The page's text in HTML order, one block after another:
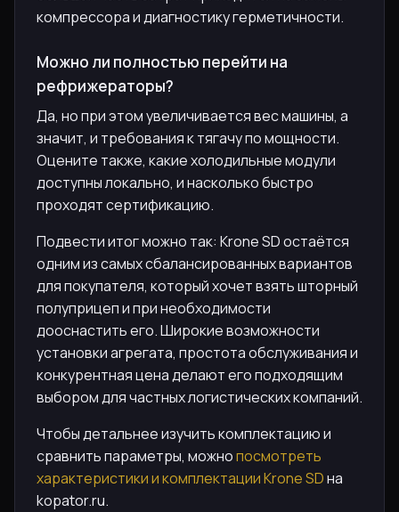
компрессора и диагностику герметичности.
Можно ли полностью перейти на
рефрижераторы?
Да, но при этом увеличивается вес машины, а
значит, и требования к тягачу по мощности.
Оцените также, какие холодильные модули
доступны локально, и насколько быстро
проходят сертификацию.
Подвести итог можно так: Krone SD остаётся
одним из самых сбалансированных вариантов
для покупателя, который хочет взять шторный
полуприцеп и при необходимости
дооснастить его. Широкие возможности
установки агрегата, простота обслуживания и
конкурентная цена делают его подходящим
выбором для частных логистических компаний.
Чтобы детальнее изучить комплектацию и
сравнить параметры, можнопосмотреть
характеристики и комплектации Krone SDна
kopator.ru.